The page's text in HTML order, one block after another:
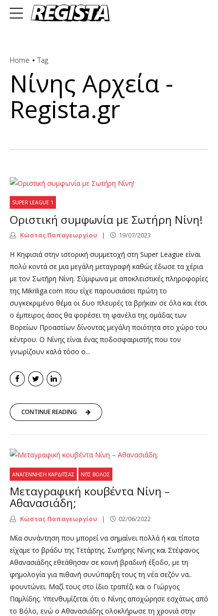
Home Tag
Νίνης Αρχεία -
Regista.gr
SUPER LEAGUE 1
Οριστική συμφωνία με Σωτήρη Νίνη!
Κώστας Παπαγεωργίου 19/07/2023
H Κηφισιά στην ιστορική συμμετοχή στη Super League είναι
πολύ κοντά σε μια μεγάλη μεταγραφή καθώς έδωσε τα χέρια
με τον Σωτήρη Νίνη. Σύμφωνα με αποκλειστικές πληροφορίες
της Mikriliga.com που είχε παρουσιάσει πρώτη το
συγκεκριμένο θέμα οι δυο πλευρές τα βρήκαν σε όλα και έτσι
ο έμπειρος άσος θα φορέσει τη φανέλα της ομάδας των
Βορείων Προαστίων δίνοντας μεγάλη ποιότητα στο χώρο του
κέντρου. Ο Νίνης είναι ένας ποδοσφαιριστής που τον
γνωρίζουν καλά τόσο ο...
CONTINUE READING
ΑΝΑΓΈΝΝΗΣΗ ΚΑΡΔΊΤΣΑΣ ΝΠΣ ΒΌΛΟΣ
Μεταγραφική κουβέντα Νίνη –
Αθανασιάδη;
Κώστας Παπαγεωργίου 02/06/2022
Μία συνάντηση που μπορεί να σημαίνει πολλά ή και τίποτα
είχαμε το βράδυ της Τετάρτης. Σωτήρης Νίνης και Στέφανος
Αθανασιάδης εθεάθησαν σε κοινή βραδινή έξοδο, με τη
φημολογία για πιθανή συνύπαρξη τους τη νέα σεζόν να..
φουντώνει. Μαζί τους στο ίδιο τραπέζι και ο Γιώργος
Παμλίδης. Υπενθυμίζεται ότι ο Νίνης αποχώρησε εσχάτως από
το Βόλο, ενώ ο Αθανασιάδης ολοκλήρωσε τη χρονιά στην